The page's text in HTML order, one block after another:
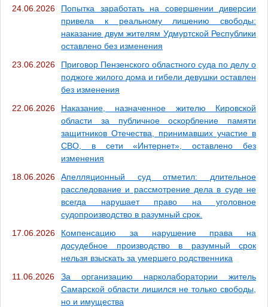
24.06.2026
Попытка заработать на совершении диверсии
привела к реальному лишению свободы:
наказание двум жителям Удмуртской Республики
оставлено без изменения
23.06.2026
Приговор Пензенского областного суда по делу о
поджоге жилого дома и гибели девушки оставлен
без изменения
22.06.2026
Наказание, назначенное жителю Кировской
области за публичное оскорбление памяти
защитников Отечества, принимавших участие в
СВО, в сети «Интернет», оставлено без
изменения
18.06.2026
Апелляционный суд отметил: длительное
расследование и рассмотрение дела в суде не
всегда нарушает право на уголовное
судопроизводство в разумный срок.
17.06.2026
Компенсацию за нарушение права на
досудебное производство в разумный срок
нельзя взыскать за умершего родственника
11.06.2026
За организацию нарколаборатории житель
Самарской области лишился не только свободы,
но и имущества